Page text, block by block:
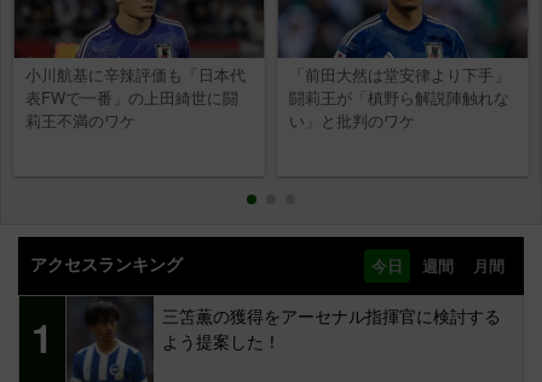
小川航基に辛辣評価も「日本代
表FWで一番」の上田綺世に闘
莉王不満のワケ
「前田大然は堂安律より下手」
闘莉王が「槙野ら解説陣触れな
い」と批判のワケ
アクセスランキング 今日 週間 月間
1
三笘薫の獲得をアーセナル指揮官に検討する
よう提案した！